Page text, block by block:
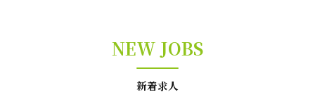
新着求人
NEW JOBS